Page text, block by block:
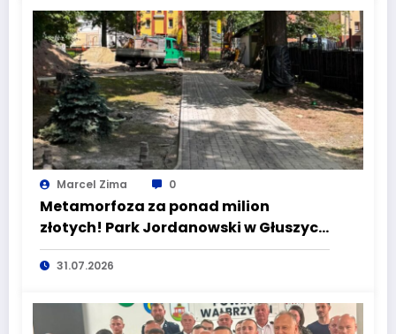
Marcel Zima 0
Metamorfoza za ponad milion
złotych! Park Jordanowski w Głuszycy
zmienia oblicze
31.07.2026